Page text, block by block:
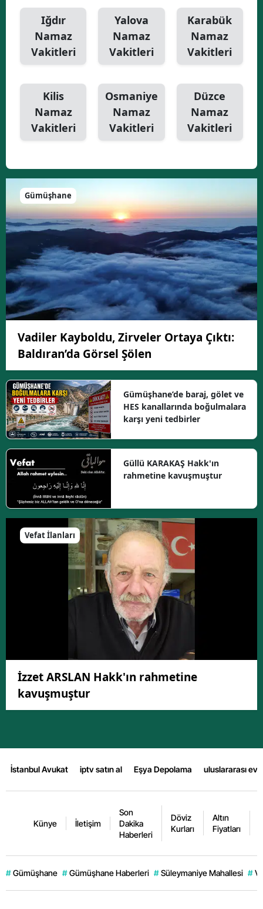
Iğdır
Namaz
Vakitleri
Yalova
Namaz
Vakitleri
Karabük
Namaz
Vakitleri
Kilis
Namaz
Vakitleri
Osmaniye
Namaz
Vakitleri
Düzce
Namaz
Vakitleri
Gümüşhane
Vadiler Kayboldu, Zirveler Ortaya Çıktı:
Baldıran’da Görsel Şölen
Gümüşhane’de baraj, gölet ve
HES kanallarında boğulmalara
karşı yeni tedbirler
Güllü KARAKAŞ Hakk'ın
rahmetine kavuşmuştur
Vefat İlanları
İzzet ARSLAN Hakk'ın rahmetine
kavuşmuştur
İstanbul Avukat iptv satın al Eşya Depolama uluslararası
Künye İletişim
Son
Dakika
Haberleri
Döviz
Kurları
Altın
Fiyatları
# Gümüşhane # Gümüşhane Haberleri # Süleymaniye Mahallesi #